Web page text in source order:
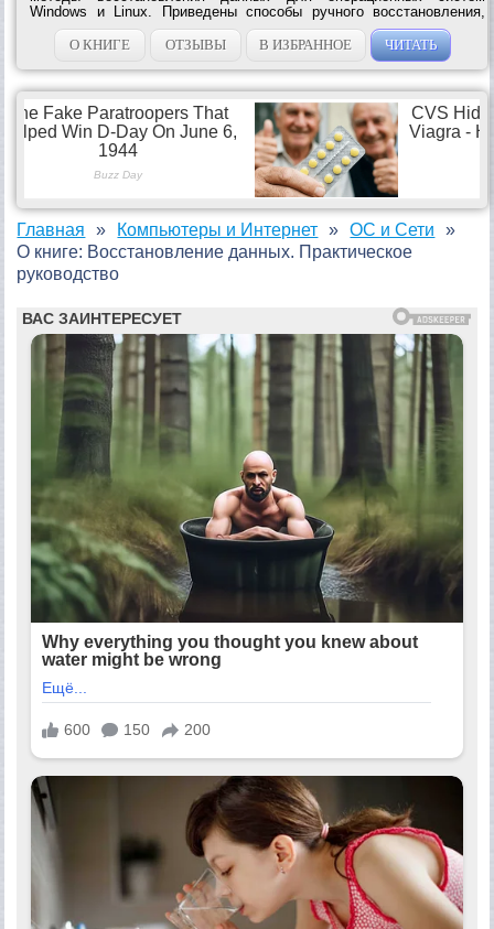
Windows и Linux. Приведены способы ручного восстановления,
используемые в случае, когда автоматическое восстановление
невозможно. Материал сопровождается большим...
О КНИГЕ ОТЗЫВЫ В ИЗБРАННОЕ ЧИТАТЬ
Главная Компьютеры и Интернет
ОС и Сети
О книге: Восстановление данных. Практическое
руководство